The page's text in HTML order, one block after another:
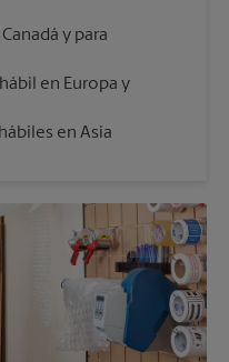
y para
en Europa y
en Asia